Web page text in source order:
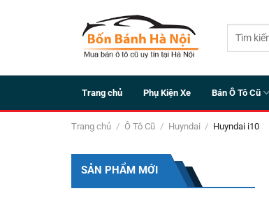
kiếm:
Trang chủ Phụ Kiện Xe Bán Ô Tô Cũ
Trang chủ / Ô Tô Cũ / Huyndai / Huyndai i10
SẢN PHẨM MỚI